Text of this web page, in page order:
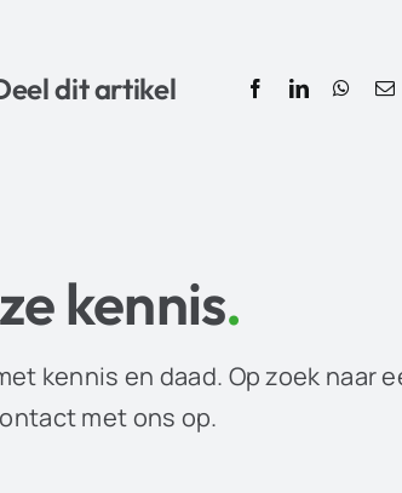
dit artikel
kennis.
kennis en daad. Op zoek naar
met ons op.